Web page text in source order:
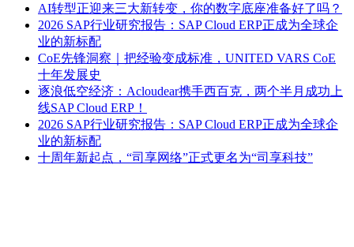
AI转型正迎来三大新转变，你的数字底座准备好了吗？
2026 SAP行业研究报告：SAP Cloud ERP正成为全球企
业的新标配
CoE先锋洞察｜把经验变成标准，UNITED VARS CoE
十年发展史
逐浪低空经济：Acloudear携手西百克，两个半月成功上
线SAP Cloud ERP！
2026 SAP行业研究报告：SAP Cloud ERP正成为全球企
业的新标配
十周年新起点，“司享网络”正式更名为“司享科技”